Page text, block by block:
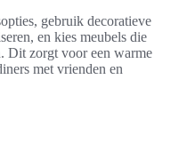
gebruik decoratieve
en kies meubels die
Dit zorgt voor een warme
met vrienden en